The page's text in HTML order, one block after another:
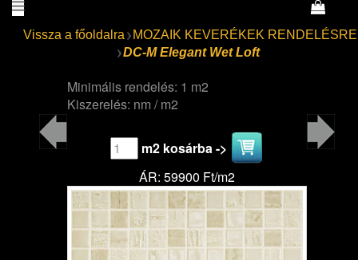
Vissza a főoldalra
MOZAIK KEVERÉKEK RENDELÉSRE
DC-M Elegant Wet Loft
Minimális rendelés: 1 m2
Kiszerelés: nm / m2
m2 kosárba ->
ÁR: 59900 Ft/m2